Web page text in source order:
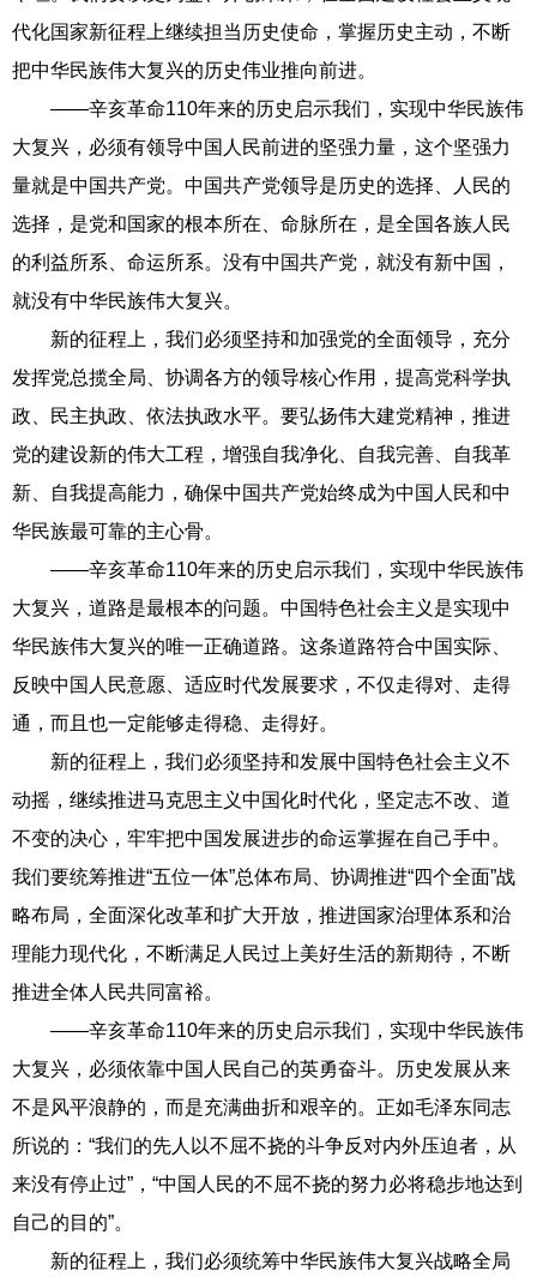
代化国家新征程上继续担当历史使命，掌握历史主动，不断
把中华民族伟大复兴的历史伟业推向前进。
——辛亥革命110年来的历史启示我们，实现中华民族伟
大复兴，必须有领导中国人民前进的坚强力量，这个坚强力
量就是中国共产党。中国共产党领导是历史的选择、人民的
选择，是党和国家的根本所在、命脉所在，是全国各族人民
的利益所系、命运所系。没有中国共产党，就没有新中国，
就没有中华民族伟大复兴。
新的征程上，我们必须坚持和加强党的全面领导，充分
发挥党总揽全局、协调各方的领导核心作用，提高党科学执
政、民主执政、依法执政水平。要弘扬伟大建党精神，推进
党的建设新的伟大工程，增强自我净化、自我完善、自我革
新、自我提高能力，确保中国共产党始终成为中国人民和中
华民族最可靠的主心骨。
——辛亥革命110年来的历史启示我们，实现中华民族伟
大复兴，道路是最根本的问题。中国特色社会主义是实现中
华民族伟大复兴的唯一正确道路。这条道路符合中国实际、
反映中国人民意愿、适应时代发展要求，不仅走得对、走得
通，而且也一定能够走得稳、走得好。
新的征程上，我们必须坚持和发展中国特色社会主义不
动摇，继续推进马克思主义中国化时代化，坚定志不改、道
不变的决心，牢牢把中国发展进步的命运掌握在自己手中。
我们要统筹推进“五位一体”总体布局、协调推进“四个全面”战
略布局，全面深化改革和扩大开放，推进国家治理体系和治
理能力现代化，不断满足人民过上美好生活的新期待，不断
推进全体人民共同富裕。
——辛亥革命110年来的历史启示我们，实现中华民族伟
大复兴，必须依靠中国人民自己的英勇奋斗。历史发展从来
不是风平浪静的，而是充满曲折和艰辛的。正如毛泽东同志
所说的：“我们的先人以不屈不挠的斗争反对内外压迫者，从
来没有停止过”，“中国人民的不屈不挠的努力必将稳步地达到
自己的目的”。
新的征程上，我们必须统筹中华民族伟大复兴战略全局